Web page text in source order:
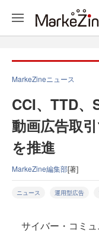
MarkeZineニュース
CCI、TTD
動画広告取
を推進
MarkeZine編集部[著]
ニュース 運用型広告
サイバー・コミ